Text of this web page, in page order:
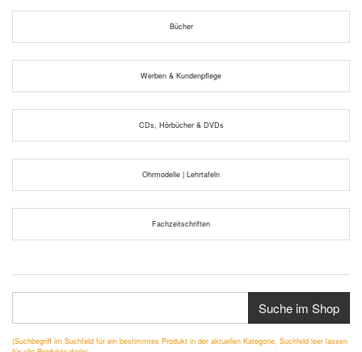
Bücher
Werben & Kundenpflege
CDs, Hörbücher & DVDs
Ohrmodelle | Lehrtafeln
Fachzeitschriften
Suche im Shop
(Suchbegriff im Suchfeld für ein bestimmtes Produkt in der aktuellen Kategorie, Suchfeld leer lassen